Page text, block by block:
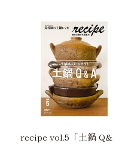
recipe vol.5「土鍋 Q&